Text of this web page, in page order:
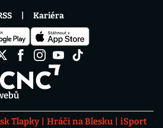
Tlapky Hráči na Blesku
iSport
Kariéra